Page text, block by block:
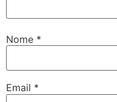
Nome *
Email *